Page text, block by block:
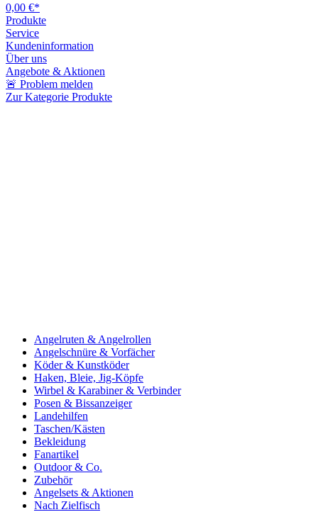
0,00 €*
Produkte
Service
Kundeninformation
Über uns
Angebote & Aktionen
🚨 Problem melden
Zur Kategorie Produkte
Angelruten & Angelrollen
Angelschnüre & Vorfächer
Köder & Kunstköder
Haken, Bleie, Jig-Köpfe
Wirbel & Karabiner & Verbinder
Posen & Bissanzeiger
Landehilfen
Taschen/Kästen
Bekleidung
Fanartikel
Outdoor & Co.
Zubehör
Angelsets & Aktionen
Nach Zielfisch